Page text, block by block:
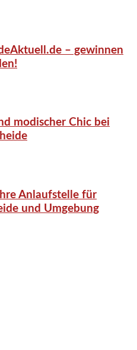
– gewinnen
modischer Chic bei
Anlaufstelle für
und Umgebung